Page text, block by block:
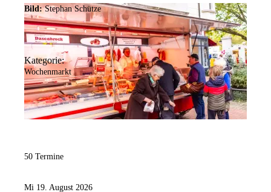
Bild: Stephan Schütze
Kategorie:
Wochenmarkt
50 Termine
Mi 19. August 2026